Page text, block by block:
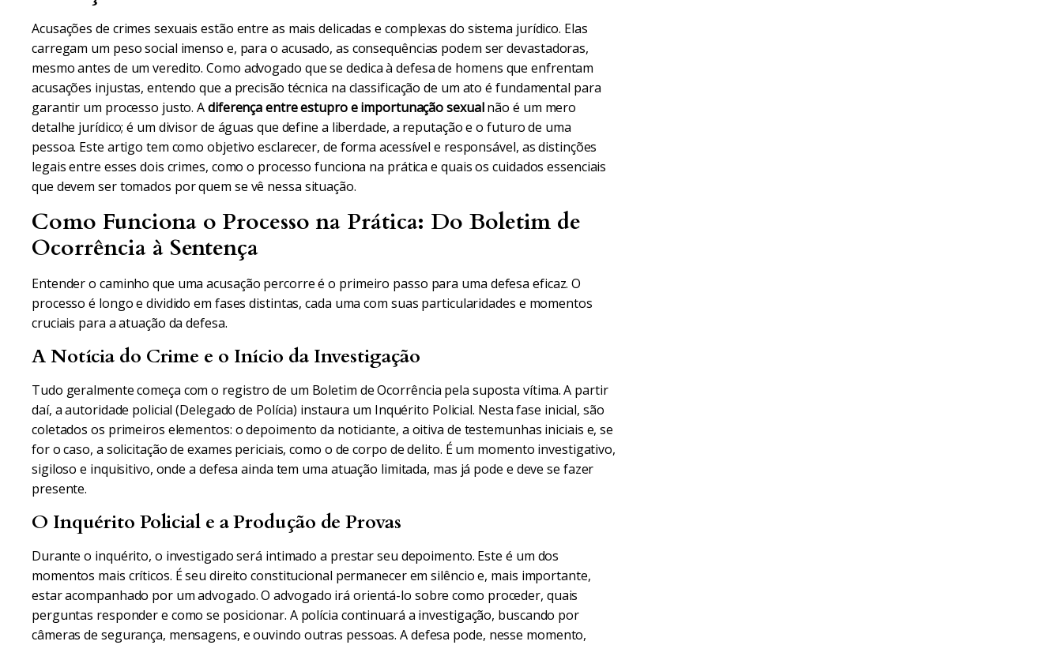
Acusações de crimes sexuais estão entre as mais delicadas e complexas do sistema jurídico. Elas
carregam um peso social imenso e, para o acusado, as consequências podem ser devastadoras,
mesmo antes de um veredito. Como advogado que se dedica à defesa de homens que enfrentam
acusações injustas, entendo que a precisão técnica na classificação de um ato é fundamental para
garantir um processo justo. Adiferença entre estupro e importunação sexualnão é um mero
detalhe jurídico; é um divisor de águas que define a liberdade, a reputação e o futuro de uma
pessoa. Este artigo tem como objetivo esclarecer, de forma acessível e responsável, as distinções
legais entre esses dois crimes, como o processo funciona na prática e quais os cuidados essenciais
que devem ser tomados por quem se vê nessa situação.
Como Funciona o Processo na Prática: Do Boletim de
Ocorrência à Sentença
Entender o caminho que uma acusação percorre é o primeiro passo para uma defesa eficaz. O
processo é longo e dividido em fases distintas, cada uma com suas particularidades e momentos
cruciais para a atuação da defesa.
A Notícia do Crime e o Início da Investigação
Tudo geralmente começa com o registro de um Boletim de Ocorrência pela suposta vítima. A partir
daí, a autoridade policial (Delegado de Polícia) instaura um Inquérito Policial. Nesta fase inicial, são
coletados os primeiros elementos: o depoimento da noticiante, a oitiva de testemunhas iniciais e, se
for o caso, a solicitação de exames periciais, como o de corpo de delito. É um momento investigativo,
sigiloso e inquisitivo, onde a defesa ainda tem uma atuação limitada, mas já pode e deve se fazer
presente.
O Inquérito Policial e a Produção de Provas
Durante o inquérito, o investigado será intimado a prestar seu depoimento. Este é um dos
momentos mais críticos. É seu direito constitucional permanecer em silêncio e, mais importante,
estar acompanhado por um advogado. O advogado irá orientá-lo sobre como proceder, quais
perguntas responder e como se posicionar. A polícia continuará a investigação, buscando por
câmeras de segurança, mensagens, e ouvindo outras pessoas. A defesa pode, nesse momento,